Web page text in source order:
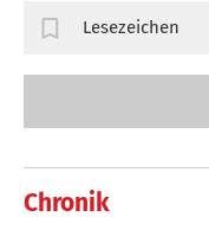
Chronik
Lesezeichen